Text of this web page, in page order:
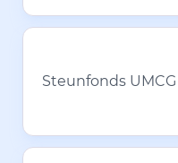
Steunfonds UMCG